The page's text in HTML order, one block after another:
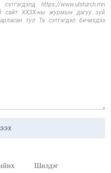
https://www.ulsturch.mn
сайт ХХЗХ-ны журмын дагуу зүй
тул Та сэтгэгдэл бичихдээ
Шилдэг